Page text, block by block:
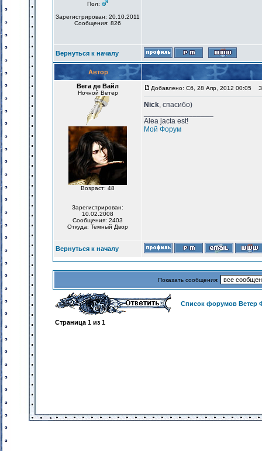
Пол:
Зарегистрирован: 20.10.2011
Сообщения: 826
Вернуться к началу
Автор
Вега де Вайл
Ночной Ветер
Возраст: 48
Зарегистрирован:
10.02.2008
Сообщения: 2403
Откуда: Темный Двор
Добавлено: Сб, 28 Апр, 2012 00:05
Nick, спасибо)
Alea jacta est!
Мой Форум
Вернуться к началу
Показать сообщения:
Список форумов Ветер
Страница 1 из 1